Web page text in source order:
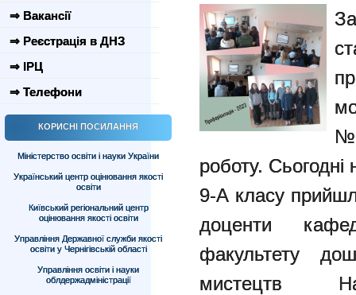
⇒ Вакансії
⇒ Реєстрація в ДНЗ
⇒ ІРЦ
⇒ Телефони
КОРИСНІ ПОСИЛАННЯ
Міністерство освіти і науки України
Український центр оцінювання якості
освіти
Київський регіональний центр
оцінювання якості освіти
Управління Державної служби якості
освіти у Чернігівській області
Управління освіти і науки
облдержадміністрації
роботу. Сьогодні
9-А класу
доценти
факультету
мистецтв